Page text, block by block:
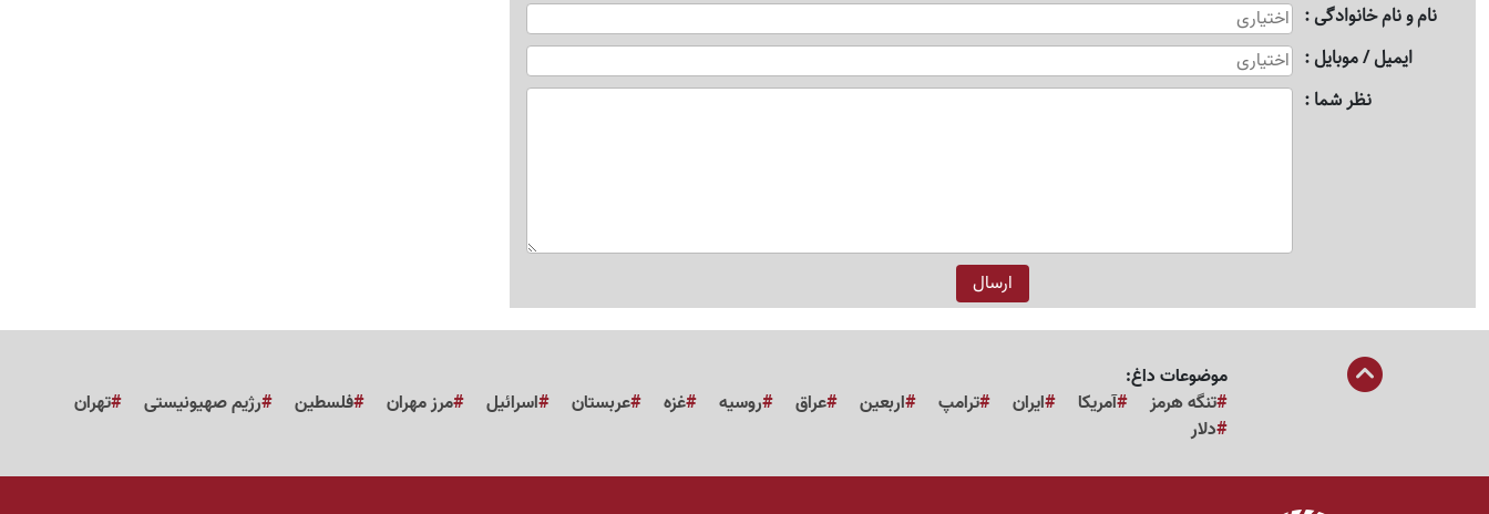
نام و نام خانوادگی
ایمیل / موبایل
نظر شما
موضوعات داغ:
تنگه هرمز
آمریکا ایران ترامپ اربعین عراق روسیه غزه عربستان اسرائیل مرز مهران فلسطین رژیم صهیونیستی
تهران
دلار